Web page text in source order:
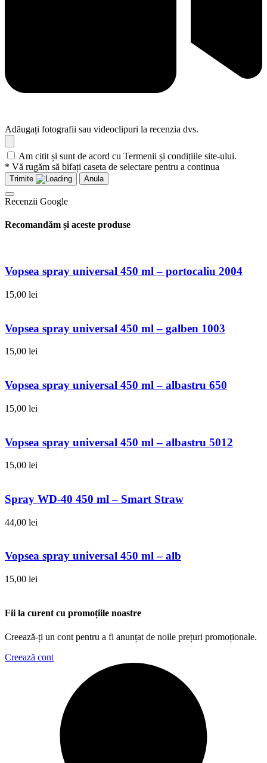
Adăugați fotografii sau videoclipuri la recenzia dvs.
Am citit și sunt de acord cu Termenii și condițiile site-ului.
* Vă rugăm să bifați caseta de selectare pentru a continua
Trimite Anula
Recenzii Google
Recomandăm și aceste produse
Vopsea spray universal 450 ml – portocaliu 2004
15,00 lei
Vopsea spray universal 450 ml – galben 1003
15,00 lei
Vopsea spray universal 450 ml – albastru 650
15,00 lei
Vopsea spray universal 450 ml – albastru 5012
15,00 lei
Spray WD-40 450 ml – Smart Straw
44,00 lei
Vopsea spray universal 450 ml – alb
15,00 lei
Fii la curent cu promoțiile noastre
Creează-ți un cont pentru a fi anunțat de noile prețuri promoționale.
Creează cont